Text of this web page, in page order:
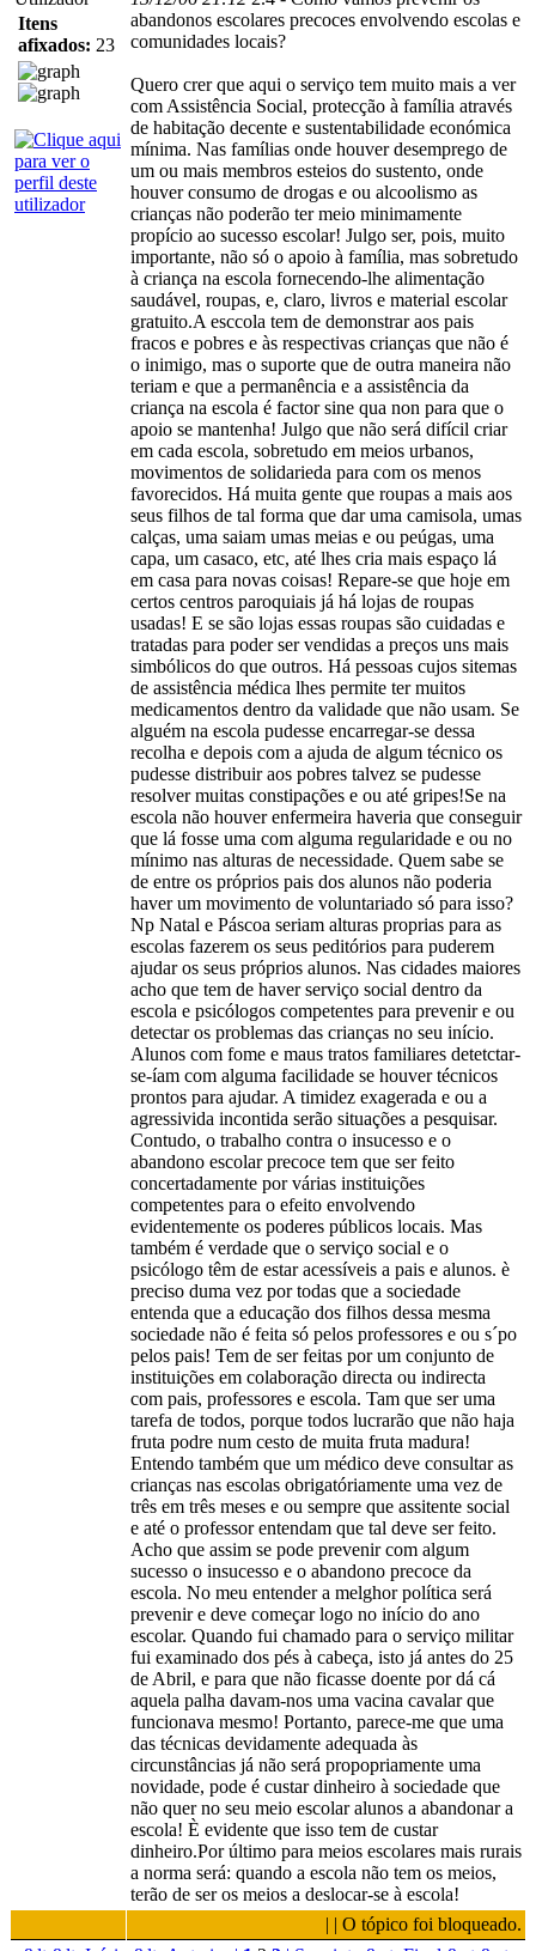
Itens
afixados: 23
abandonos escolares precoces envolvendo escolas e
comunidades locais?
Quero crer que aqui o serviço tem muito mais a ver
com Assistência Social, protecção à família através
de habitação decente e sustentabilidade económica
mínima. Nas famílias onde houver desemprego de
um ou mais membros esteios do sustento, onde
houver consumo de drogas e ou alcoolismo as
crianças não poderão ter meio minimamente
propício ao sucesso escolar! Julgo ser, pois, muito
importante, não só o apoio à família, mas sobretudo
à criança na escola fornecendo-lhe alimentação
saudável, roupas, e, claro, livros e material escolar
gratuito.A esccola tem de demonstrar aos pais
fracos e pobres e às respectivas crianças que não é
o inimigo, mas o suporte que de outra maneira não
teriam e que a permanência e a assistência da
criança na escola é factor sine qua non para que o
apoio se mantenha! Julgo que não será difícil criar
em cada escola, sobretudo em meios urbanos,
movimentos de solidarieda para com os menos
favorecidos. Há muita gente que roupas a mais aos
seus filhos de tal forma que dar uma camisola, umas
calças, uma saiam umas meias e ou peúgas, uma
capa, um casaco, etc, até lhes cria mais espaço lá
em casa para novas coisas! Repare-se que hoje em
certos centros paroquiais já há lojas de roupas
usadas! E se são lojas essas roupas são cuidadas e
tratadas para poder ser vendidas a preços uns mais
simbólicos do que outros. Há pessoas cujos sitemas
de assistência médica lhes permite ter muitos
medicamentos dentro da validade que não usam. Se
alguém na escola pudesse encarregar-se dessa
recolha e depois com a ajuda de algum técnico os
pudesse distribuir aos pobres talvez se pudesse
resolver muitas constipações e ou até gripes!Se na
escola não houver enfermeira haveria que conseguir
que lá fosse uma com alguma regularidade e ou no
mínimo nas alturas de necessidade. Quem sabe se
de entre os próprios pais dos alunos não poderia
haver um movimento de voluntariado só para isso?
Np Natal e Páscoa seriam alturas proprias para as
escolas fazerem os seus peditórios para puderem
ajudar os seus próprios alunos. Nas cidades maiores
acho que tem de haver serviço social dentro da
escola e psicólogos competentes para prevenir e ou
detectar os problemas das crianças no seu início.
Alunos com fome e maus tratos familiares detetctar-
se-íam com alguma facilidade se houver técnicos
prontos para ajudar. A timidez exagerada e ou a
agressivida incontida serão situações a pesquisar.
Contudo, o trabalho contra o insucesso e o
abandono escolar precoce tem que ser feito
concertadamente por várias instituições
competentes para o efeito envolvendo
evidentemente os poderes públicos locais. Mas
também é verdade que o serviço social e o
psicólogo têm de estar acessíveis a pais e alunos. è
preciso duma vez por todas que a sociedade
entenda que a educação dos filhos dessa mesma
sociedade não é feita só pelos professores e ou s´po
pelos pais! Tem de ser feitas por um conjunto de
instituições em colaboração directa ou indirecta
com pais, professores e escola. Tam que ser uma
tarefa de todos, porque todos lucrarão que não haja
fruta podre num cesto de muita fruta madura!
Entendo também que um médico deve consultar as
crianças nas escolas obrigatóriamente uma vez de
três em três meses e ou sempre que assitente social
e até o professor entendam que tal deve ser feito.
Acho que assim se pode prevenir com algum
sucesso o insucesso e o abandono precoce da
escola. No meu entender a melghor política será
prevenir e deve começar logo no início do ano
escolar. Quando fui chamado para o serviço militar
fui examinado dos pés à cabeça, isto já antes do 25
de Abril, e para que não ficasse doente por dá cá
aquela palha davam-nos uma vacina cavalar que
funcionava mesmo! Portanto, parece-me que uma
das técnicas devidamente adequada às
circunstâncias já não será propopriamente uma
novidade, pode é custar dinheiro à sociedade que
não quer no seu meio escolar alunos a abandonar a
escola! È evidente que isso tem de custar
dinheiro.Por último para meios escolares mais rurais
a norma será: quando a escola não tem os meios,
terão de ser os meios a deslocar-se à escola!
| | O tópico foi bloqueado.